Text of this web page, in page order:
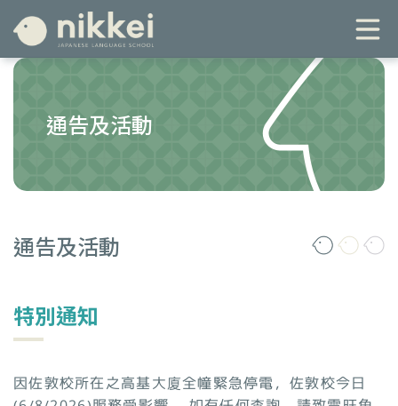
通告及活動
通告及活動
特別通知
因佐敦校所在之高基大廈全幢緊急停電，佐敦校今日